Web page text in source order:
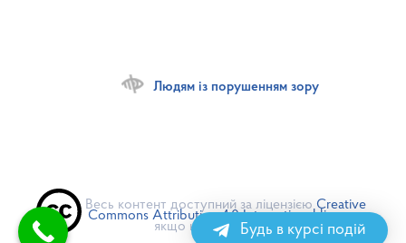
Людям із порушенням зору
Весь контент доступний за ліцензією Creative
Commons Attribution 4.0 International license,
якщо не зазначено іншеБудь в курсі подій